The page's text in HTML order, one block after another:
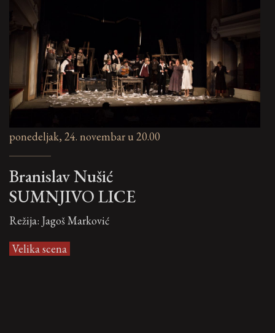
ponedeljak, 24. novembar u 20.00
Branislav Nušić
SUMNJIVO LICE
Režija: Jagoš Marković
Velika scena